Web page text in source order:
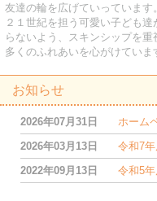
友達の輪を広げていっています。
２１世紀を担う可愛い子ども
らないよう、スキンシップを重
多くのふれあいを心がけていま
お知らせ
2026年07月31日
ホーム
2026年03月13日
令和7
2022年09月13日
令和5